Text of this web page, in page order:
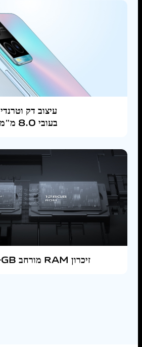
עיצוב דק וטרנדי
בעובי 8.0 מ"מ
RAMזיכרון